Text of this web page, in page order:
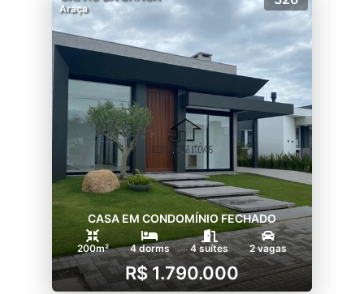
Araça
CASA EM CONDOMÍNIO FECHADO
200m² 4 dorms 4 suítes 2 vagas
R$ 1.790.000